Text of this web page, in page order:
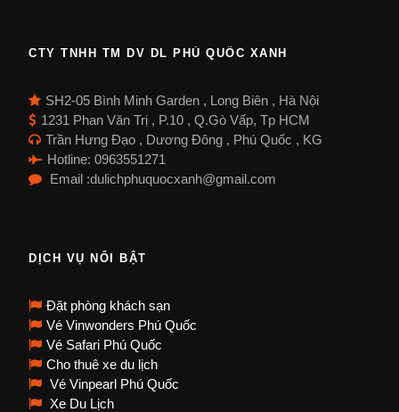
CTY TNHH TM DV DL PHÚ QUỐC XANH
SH2-05 Bình Minh Garden , Long Biên , Hà Nội
1231 Phan Văn Trị , P.10 , Q.Gò Vấp, Tp HCM
Trần Hưng Đạo , Dương Đông , Phú Quốc , KG
Hotline: 0963551271
Email :dulichphuquocxanh@gmail.com
DỊCH VỤ NỔI BẬT
Đặt phòng khách sạn
Vé Vinwonders Phú Quốc
Vé Safari Phú Quốc
Cho thuê xe du lịch
Vé Vinpearl Phú Quốc
Xe Du Lịch